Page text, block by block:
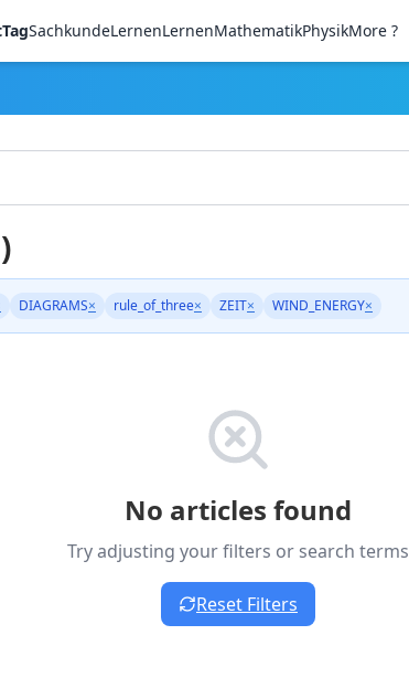
SachkundeLernenLernenMathematikPhysikMore ?
DIAGRAMS× rule_of_three× ZEIT× WIND_ENERGY×
No articles found
Try adjusting your filters or search terms
Reset Filters